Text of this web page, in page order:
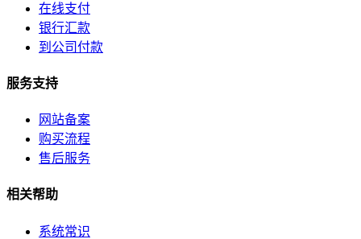
在线支付
银行汇款
到公司付款
服务支持
网站备案
购买流程
售后服务
相关帮助
系统常识